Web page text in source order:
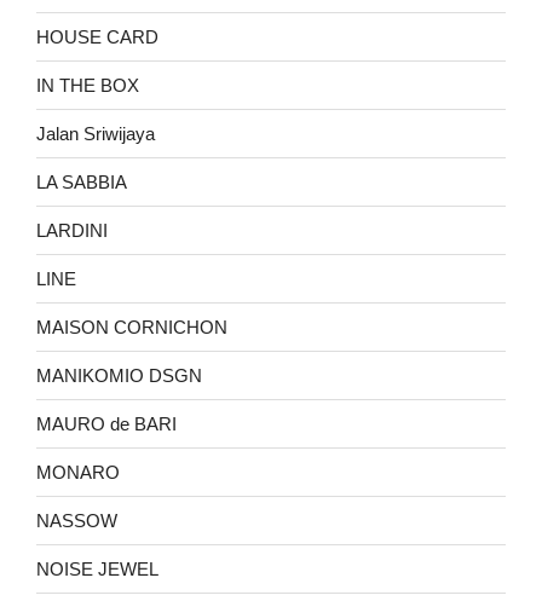
HOUSE CARD
IN THE BOX
Jalan Sriwijaya
LA SABBIA
LARDINI
LINE
MAISON CORNICHON
MANIKOMIO DSGN
MAURO de BARI
MONARO
NASSOW
NOISE JEWEL